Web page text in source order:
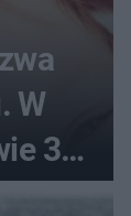
W
3